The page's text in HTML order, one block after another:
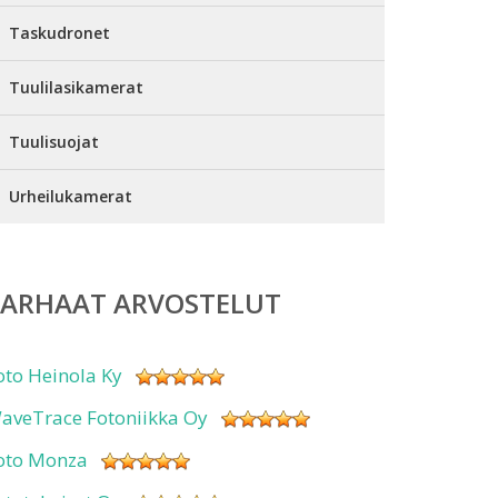
Taskudronet
Tuulilasikamerat
Tuulisuojat
Urheilukamerat
ARVOSTELUT
Heinola Ky
Fotoniikka Oy
Monza